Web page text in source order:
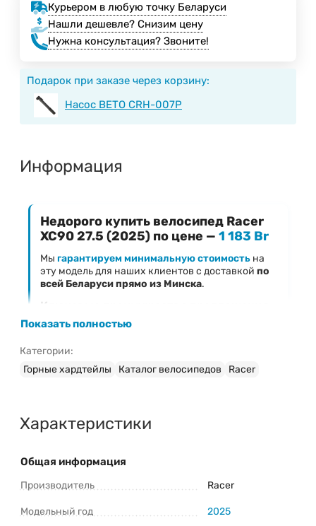
Курьером в любую точку Беларуси
Нашли дешевле? Снизим цену
Нужна консультация? Звоните!
Подарок при заказе через корзину:
Насос BETO CRH-007P
Информация
Недорого купить велосипед Racer
XC90 27.5 (2025) по цене — 1 183 Br
Мы гарантируем минимальную стоимость на
эту модель для наших клиентов с доставкой по
всей Беларуси прямо из Минска.
Ключевые преимущества предложения
Фиксированная низкая цена
27.5 (2025)
Быстрая доставкав любой регион Беларуси
Ознакомьтесь с нашим руководством:
Как правильно выбрать велосипед
Свяжитесь с консультантом для
подтвердить наличие, уточнить
Показать полностью
Категории:
Горные хардтейлы
Каталог велосипедов Racer
Характеристики
Общая информация
Производитель Racer
Модельный год 2025